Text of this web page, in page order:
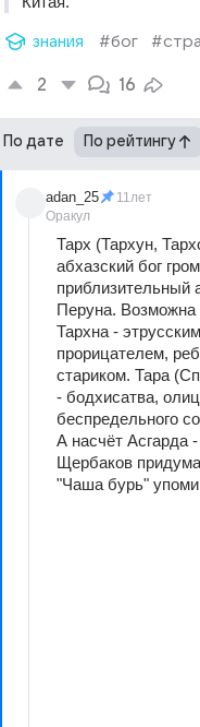
знания #бог
2 16
По дате По рейтингу
adan_25
Оракул
11лет
Тарх (Тархун,
абхазский бог
приблизительный
Перуна. Возможна
Тархна - этрусским
прорицателем,
стариком. Тара
- бодхисатва,
беспредельного
А насчёт Асгарда
Щербаков
"Чаша бурь"